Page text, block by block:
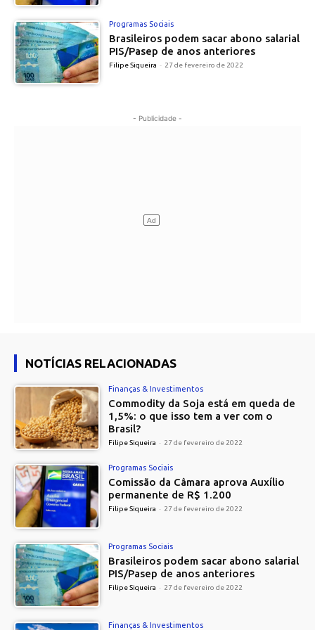
Programas Sociais
Brasileiros podem sacar abono salarial
PIS/Pasep de anos anteriores
Filipe Siqueira - 27 de fevereiro de 2022
- Publicidade -
NOTÍCIAS RELACIONADAS
Finanças & Investimentos
Commodity da Soja está em queda de
1,5%: o que isso tem a ver com o
Brasil?
Filipe Siqueira - 27 de fevereiro de 2022
Programas Sociais
Comissão da Câmara aprova Auxílio
permanente de R$ 1.200
Filipe Siqueira - 27 de fevereiro de 2022
Programas Sociais
Brasileiros podem sacar abono salarial
PIS/Pasep de anos anteriores
Filipe Siqueira - 27 de fevereiro de 2022
Finanças & Investimentos